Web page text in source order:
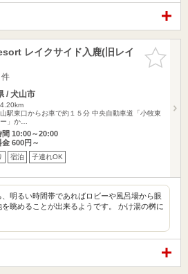
お気に入
りに追加
レイクサイド入鹿(旧レイ
/ 犬山市
駅東口からお車で約１５分 中央自動車道「小牧東
」か…
間 10:00～20:00
金 600円～
宿泊 子連れOK
、明るい時間帯であればロビーや風呂場から眼
眺めることが出来るようです。 かけ湯の桝に